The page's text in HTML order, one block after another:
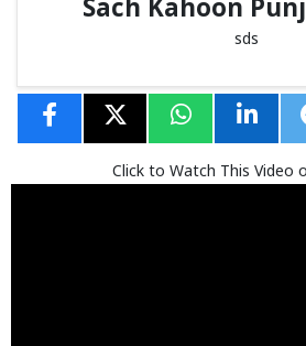
Sach Kahoon
sds
Click to Watch This Video